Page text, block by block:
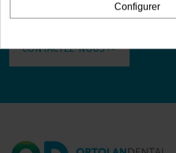
Oui, je suis
CONTACTEZ-NOUS >>
Configurer